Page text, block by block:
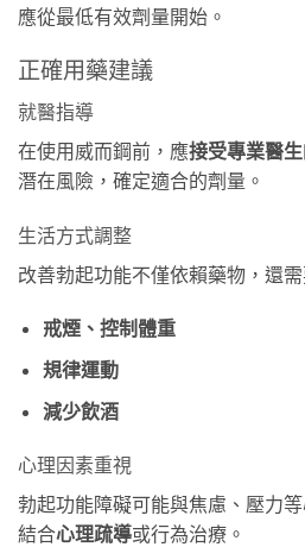
應從最低有效劑量開始。
正確用藥建議
就醫指導
在使用威而鋼前，應接受專業醫
潛在風險，確定適合的劑量。
生活方式調整
改善勃起功能不僅依賴藥物，還需
戒煙、控制體重
規律運動
減少飲酒
心理因素重視
勃起功能障礙可能與焦慮、壓力
結合心理疏導或行為治療。